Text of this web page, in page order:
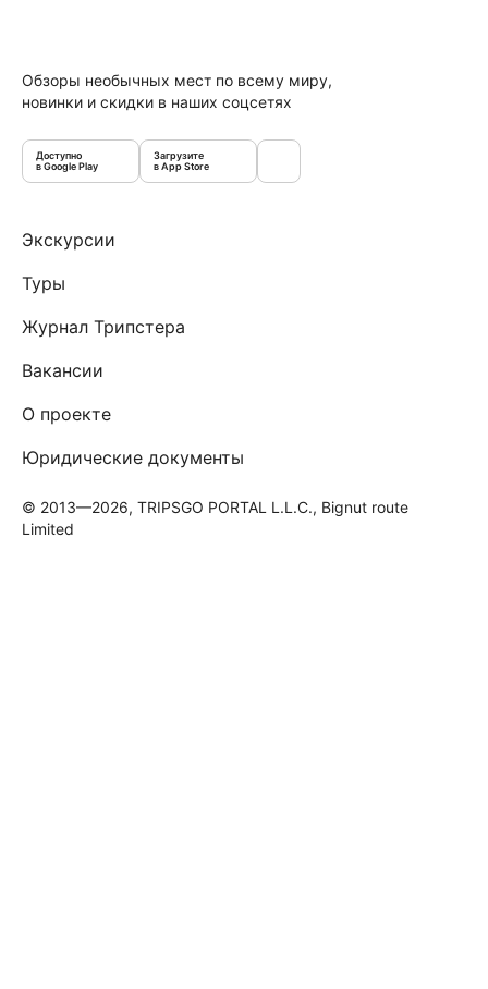
Обзоры необычных мест по всему миру,
новинки и скидки в наших соцсетях
Доступно
в Google Play
Загрузите
в App Store
Экскурсии
Туры
Журнал Трипстера
Вакансии
О проекте
Юридические документы
© 2013—2026, TRIPSGO PORTAL L.L.C., Bignut route
Limited